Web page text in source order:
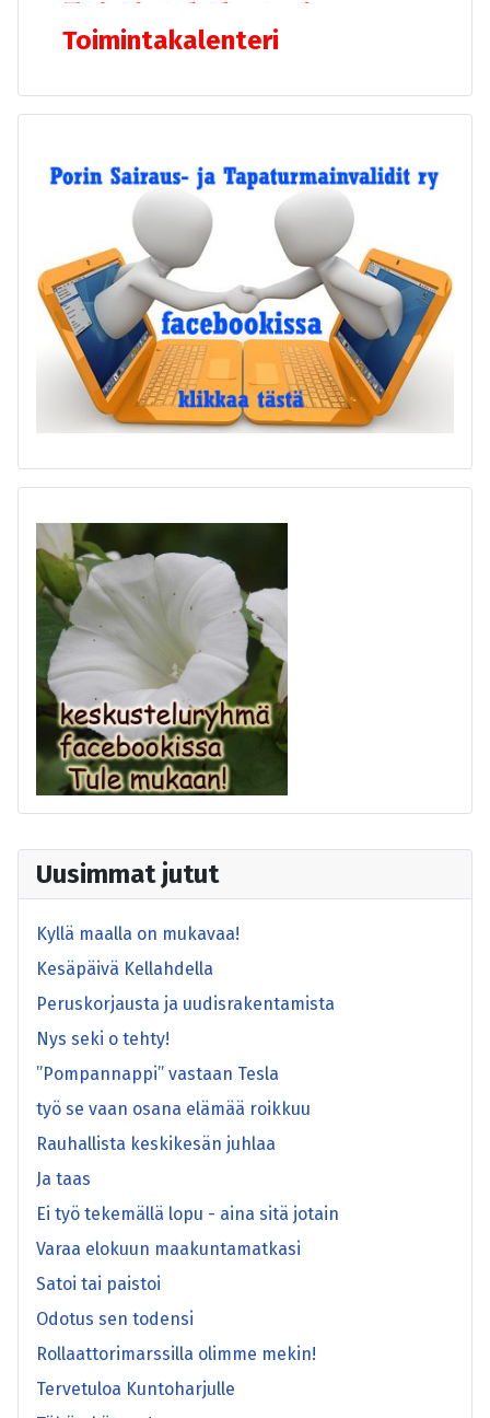
Uusimmat jutut
Kyllä maalla on mukavaa!
Kesäpäivä Kellahdella
Peruskorjausta ja uudisrakentamista
Nys seki o tehty!
”Pompannappi” vastaan Tesla
työ se vaan osana elämää roikkuu
Rauhallista keskikesän juhlaa
Ja taas
Ei työ tekemällä lopu - aina sitä jotain
Varaa elokuun maakuntamatkasi
Satoi tai paistoi
Odotus sen todensi
Rollaattorimarssilla olimme mekin!
Tervetuloa Kuntoharjulle
Toimintakalenteri